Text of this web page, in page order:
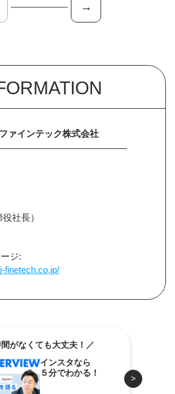
→
ァインテック株式会社
役社長）
ジ:
finetech.co.jp/
がなくても大丈夫！／
インスタなら
５分でわかる！
>